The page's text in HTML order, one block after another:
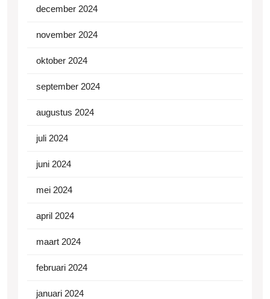
december 2024
november 2024
oktober 2024
september 2024
augustus 2024
juli 2024
juni 2024
mei 2024
april 2024
maart 2024
februari 2024
januari 2024